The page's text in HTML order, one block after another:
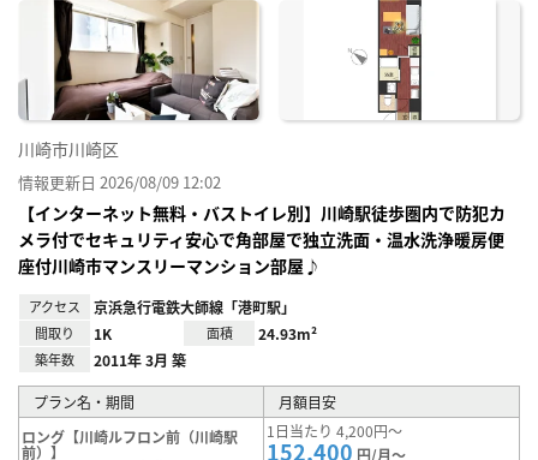
に入
川崎市川崎区
情報更新日 2026/08/09 12:02
【インターネット無料・バストイレ別】川崎駅徒歩圏内で防犯カ
メラ付でセキュリティ安心で角部屋で独立洗面・温水洗浄暖房便
座付川崎市マンスリーマンション部屋♪
アクセス 京浜急行電鉄大師線「港町駅」
間取り 1K 面積 24.93m²
築年数 2011年 3月 築
プラン名・期間
月額目安
ロング【川崎ルフロン前（川崎駅
前）】
1日当たり 4,200円～
152,400 円/月～